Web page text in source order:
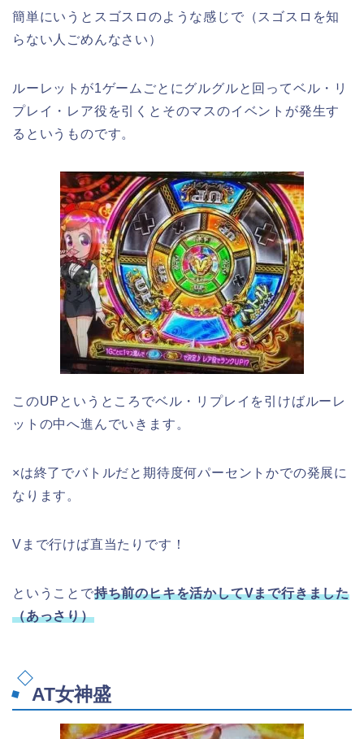
簡単にいうとスゴスロのような感じで（スゴスロを知
らない人ごめんなさい）
ルーレットが1ゲームごとにグルグルと回ってベル・リ
プレイ・レア役を引くとそのマスのイベントが発生す
るというものです。
このUPというところでベル・リプレイを引けばルーレ
ットの中へ進んでいきます。
×は終了でバトルだと期待度何パーセントかでの発展に
なります。
Vまで行けば直当たりです！
ということで持ち前のヒキを活かしてVまで行きました
（あっさり）
AT女神盛